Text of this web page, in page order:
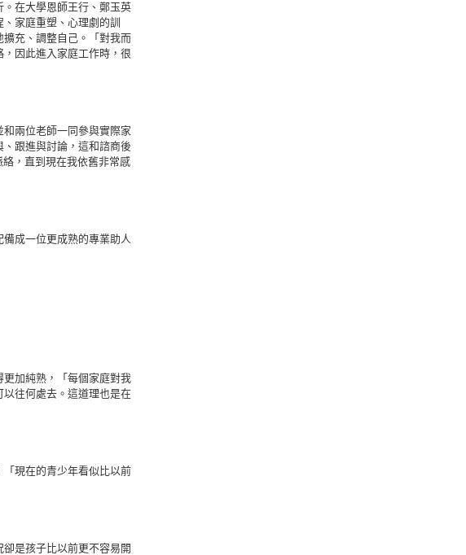
在大學恩師王行、鄭玉英
家庭重塑、心理劇的訓
充、調整自己。「對我而
因此進入家庭工作時，很
兩位老師一同參與實際家
跟進與討論，這和諮商後
，直到現在我依舊非常感
成一位更成熟的專業助人
加純熟，「每個家庭對我
往何處去。這道理也是在
現在的青少年看似比以前
是孩子比以前更不容易開